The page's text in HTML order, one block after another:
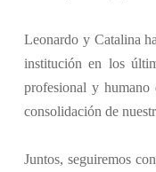
Leonardo y Catalina
institución en los
profesional y
consolidación de
Juntos, seguiremos